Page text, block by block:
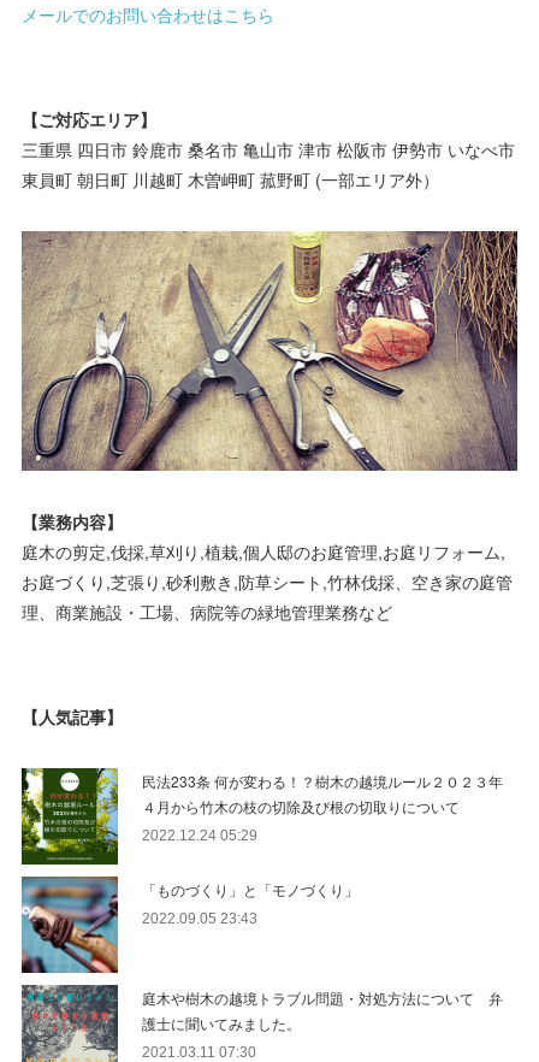
メールでのお問い合わせはこちら
【ご対応エリア】
三重県 四日市 鈴鹿市 桑名市 亀山市 津市 松阪市 伊勢市 いなべ市
東員町 朝日町 川越町 木曽岬町 菰野町 (一部エリア外）
【業務内容】
庭木の剪定,伐採,草刈り,植栽,個人邸のお庭管理,お庭リフォーム,
お庭づくり,芝張り,砂利敷き,防草シート,竹林伐採、空き家の庭管
理、商業施設・工場、病院等の緑地管理業務など
【人気記事】
民法233条 何が変わる！？樹木の越境ルール２０２３年
４月から竹木の枝の切除及び根の切取りについて
2022.12.24 05:29
「ものづくり」と「モノづくり」
2022.09.05 23:43
庭木や樹木の越境トラブル問題・対処方法について 弁
護士に聞いてみました。
2021.03.11 07:30